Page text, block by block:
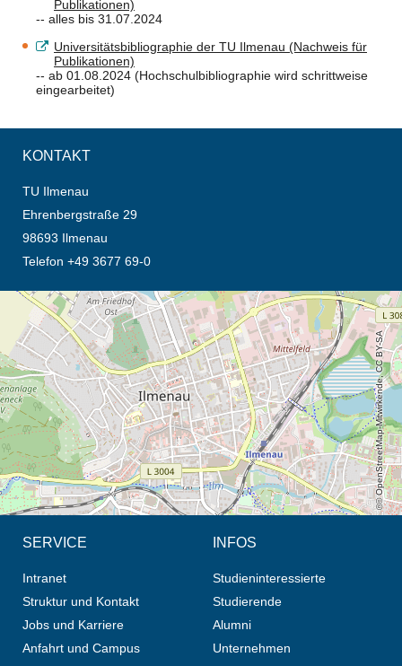
Publikationen)
-- alles bis 31.07.2024
Universitätsbibliographie der TU Ilmenau (Nachweis für
Publikationen)
-- ab 01.08.2024 (Hochschulbibliographie wird schrittweise
eingearbeitet)
KONTAKT
TU Ilmenau
Ehrenbergstraße 29
98693 Ilmenau
Telefon +49 3677 69-0
Öffnet die Anfahrtsbeschreibung in neuem Tab (Karte)
© OpenStreetMap-Mitwirkende, CC BY-SA
SERVICE
Intranet
Struktur und Kontakt
Jobs und Karriere
Anfahrt und Campus
INFOS
Studieninteressierte
Studierende
Alumni
Unternehmen